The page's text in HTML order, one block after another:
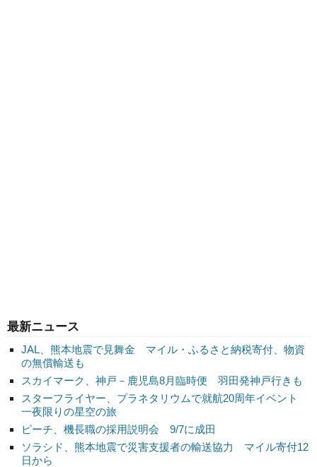
最新ニュース
JAL、熊本地震で見舞金 マイル・ふるさと納税寄付、物資
の無償輸送も
スカイマーク、神戸－鹿児島8月臨時便 羽田発神戸行きも
スターフライヤー、プラネタリウムで就航20周年イベント
一夜限りの星空の旅
ピーチ、機長職の採用説明会 9/7に成田
ソラシド、熊本地震で災害支援者の輸送協力 マイル寄付12
日から